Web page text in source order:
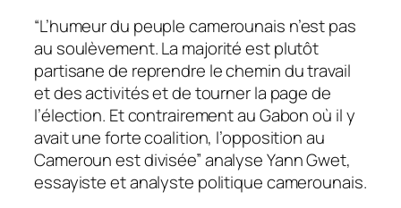
“L’humeur du peuple camerounais n’est pas
au soulèvement. La majorité est plutôt
partisane de reprendre le chemin du travail
et des activités et de tourner la page de
l’élection. Et contrairement au Gabon où il y
avait une forte coalition, l’opposition au
Cameroun est divisée” analyse Yann Gwet,
essayiste et analyste politique camerounais.